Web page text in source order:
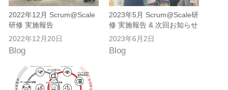
2022年12月 Scrum@Scale
研修 実施報告
2022年12月20日
Blog
2023年5月 Scrum@Scale研
修 実施報告 & 次回お知らせ
2023年6月2日
Blog